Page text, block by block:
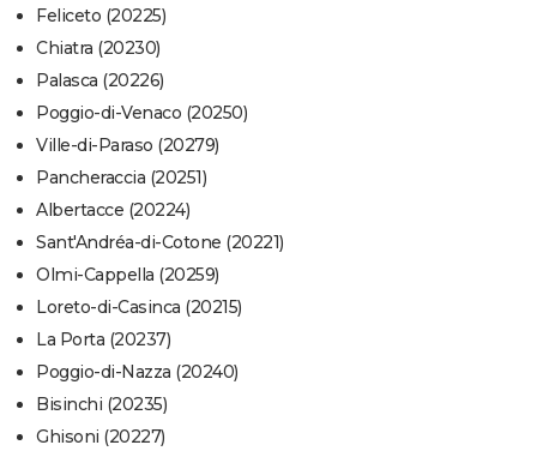
Feliceto (20225)
Chiatra (20230)
Palasca (20226)
Poggio-di-Venaco (20250)
Ville-di-Paraso (20279)
Pancheraccia (20251)
Albertacce (20224)
Sant'Andréa-di-Cotone (20221)
Olmi-Cappella (20259)
Loreto-di-Casinca (20215)
La Porta (20237)
Poggio-di-Nazza (20240)
Bisinchi (20235)
Ghisoni (20227)